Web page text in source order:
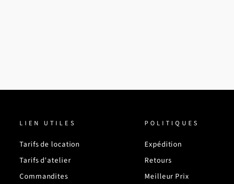
LIEN UTILES
Tarifs de location
Tarifs d'atelier
Commandites
POLITIQUES
Expédition
Retours
Meilleur Prix